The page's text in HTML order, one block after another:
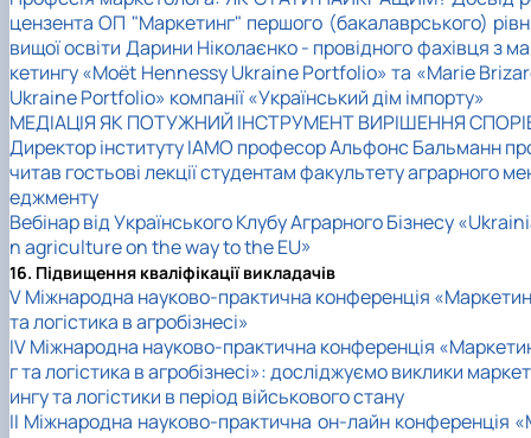
цензента ОП "Маркетинг" першого (бакалаврського)
вищої освіти Дарини Ніколаєнко - провідного фахівця з
кетингу «Moët Hennessy Ukraine Portfolio» та «Marie
Ukraine Portfolio» компанії «Український дім імпорту»
МЕДІАЦІЯ ЯК ПОТУЖНИЙ ІНСТРУМЕНТ ВИРІШЕННЯ
Директор інституту ІАМО професор Альфонс Бальманн
читав гостьові лекції студентам факультету аграрного
еджменту
Вебінар від Українського Клубу Аграрного Бізнесу
n agriculture on the way to the EU»
16. Підвищення кваліфікації викладачів
V Міжнародна науково-практична конференція
та логістика в агробізнесі»
IV Міжнародна науково-практична конференція
г та логістика в агробізнесі»: досліджуємо виклики маркет
ингу та логістики в період військового стану
II Міжнародна науково-практична он-лайн конференція